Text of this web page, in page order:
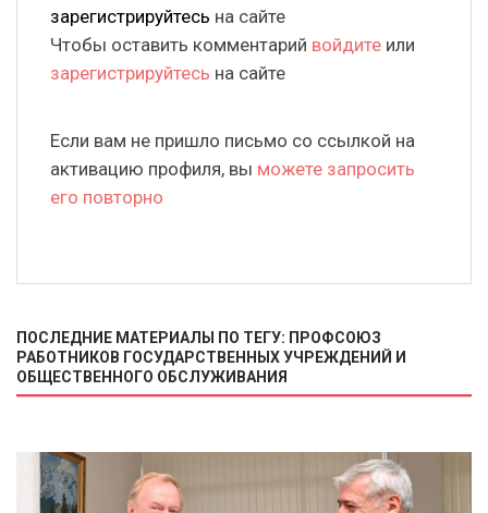
зарегистрируйтесь на сайте
Чтобы оставить комментарий войдите или
зарегистрируйтесь на сайте
Если вам не пришло письмо со ссылкой на
активацию профиля, вы можете запросить
его повторно
ПОСЛЕДНИЕ МАТЕРИАЛЫ ПО ТЕГУ: ПРОФСОЮЗ
РАБОТНИКОВ ГОСУДАРСТВЕННЫХ УЧРЕЖДЕНИЙ И
ОБЩЕСТВЕННОГО ОБСЛУЖИВАНИЯ